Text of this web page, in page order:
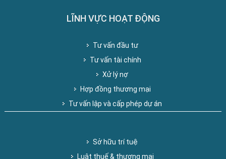
LĨNH VỰC HOẠT ĐỘNG
Tư vấn đầu tư
Tư vấn tài chính
Xử lý nợ
Hợp đồng thương mại
Tư vấn lập và cấp phép dự án
Sở hữu trí tuệ
Luật thuế & thương mại